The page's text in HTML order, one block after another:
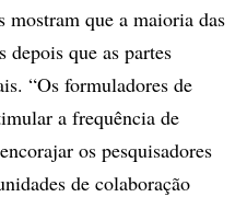
mostram que a maioria das
depois que as partes
“Os formuladores de
a frequência de
os pesquisadores
de colaboração